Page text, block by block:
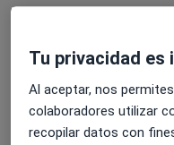
inmediata. Para conseguirlo
aparecer en las primeras
¿Pero, qué otras
descubrirlo.
Tu privacidad es
Al aceptar, nos
colaboradores utilizar
recopilar datos con